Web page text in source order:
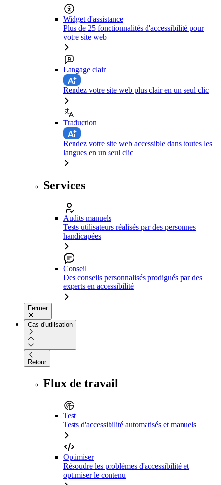
Widget d'assistance
Plus de 25 fonctionnalités d'accessibilité pour
votre site web
Langage clair
Rendez votre site web plus clair en un seul clic
Traduction
Rendez votre site web accessible dans toutes les
langues en un seul clic
Services
Audits manuels
Tests utilisateurs réalisés par des personnes
handicapées
Conseil
Des conseils personnalisés prodigués par des
experts en accessibilité
Fermer
Cas d'utilisation
Retour
Flux de travail
Test
Tests d'accessibilité automatisés et manuels
Optimiser
Résoudre les problèmes d'accessibilité et
optimiser le contenu